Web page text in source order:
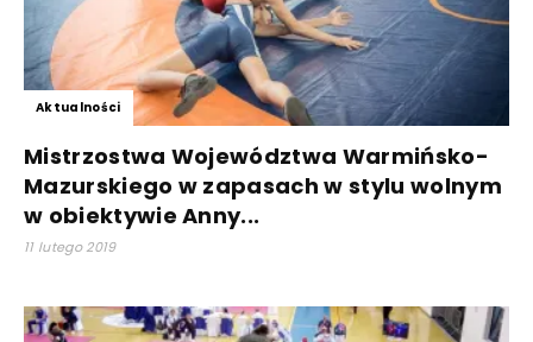
Aktualności
Mistrzostwa Województwa Warmińsko-
Mazurskiego w zapasach w stylu wolnym
w obiektywie Anny...
11 lutego 2019